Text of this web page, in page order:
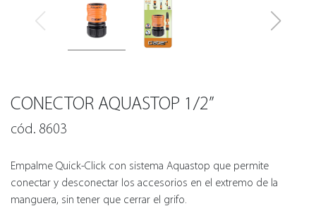
CONECTOR AQUASTOP 1/2”
cód. 8603
Empalme Quick-Click con sistema Aquastop que permite
conectar y desconectar los accesorios en el extremo de la
manguera, sin tener que cerrar el grifo.